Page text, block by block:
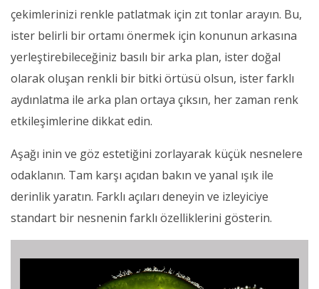
çekimlerinizi renkle patlatmak için zıt tonlar arayın. Bu,
ister belirli bir ortamı önermek için konunun arkasına
yerleştirebileceğiniz basılı bir arka plan, ister doğal
olarak oluşan renkli bir bitki örtüsü olsun, ister farklı
aydınlatma ile arka plan ortaya çıksın, her zaman renk
etkileşimlerine dikkat edin.
Aşağı inin ve göz estetiğini zorlayarak küçük nesnelere
odaklanın. Tam karşı açıdan bakın ve yanal ışık ile
derinlik yaratın. Farklı açıları deneyin ve izleyiciye
standart bir nesnenin farklı özelliklerini gösterin.